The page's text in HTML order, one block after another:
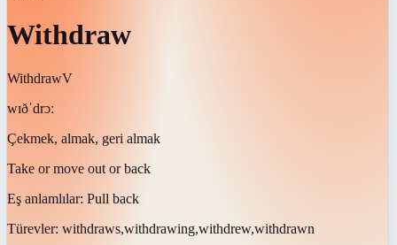
Withdraw
WithdrawV
wɪðˈdrɔː
Çekmek, almak, geri almak
Take or move out or back
Eş anlamlılar: Pull back
Türevler: withdraws,withdrawing,withdrew,withdrawn